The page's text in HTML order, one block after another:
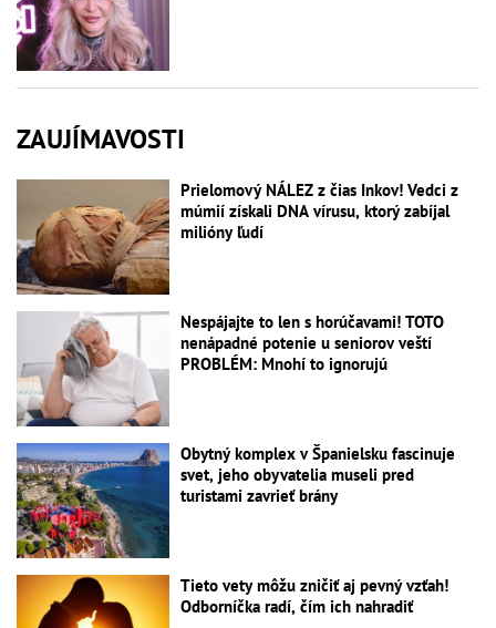
ZAUJÍMAVOSTI
Prielomový NÁLEZ z čias Inkov! Vedci z
múmií získali DNA vírusu, ktorý zabíjal
milióny ľudí
Nespájajte to len s horúčavami! TOTO
nenápadné potenie u seniorov veští
PROBLÉM: Mnohí to ignorujú
Obytný komplex v Španielsku fascinuje
svet, jeho obyvatelia museli pred
turistami zavrieť brány
Tieto vety môžu zničiť aj pevný vzťah!
Odborníčka radí, čím ich nahradiť